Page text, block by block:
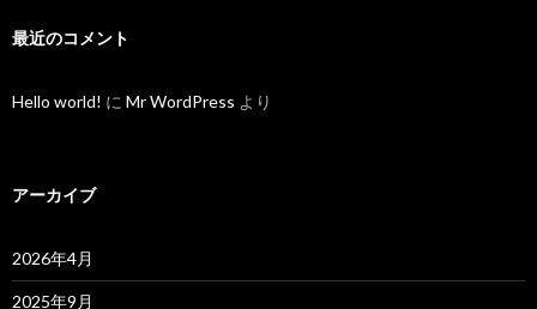
最近のコメント
Hello world! に Mr WordPress より
アーカイブ
2026年4月
2025年9月